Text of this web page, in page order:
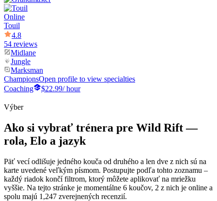
Online
Touil
4.8
54 reviews
Midlane
Jungle
Marksman
ChampionsOpen profile to view specialties
Coaching
$22.99/ hour
Výber
Ako si vybrať trénera pre Wild Rift —
rola, Elo a jazyk
Päť vecí odlišuje jedného kouča od druhého a len dve z nich sú na
karte uvedené veľkým písmom. Postupujte podľa tohto zoznamu –
každý riadok končí filtrom, ktorý môžete aplikovať na mriežku
vyššie. Na tejto stránke je momentálne 6 koučov, 2 z nich je online a
spolu majú 1,247 zverejnených recenzií.